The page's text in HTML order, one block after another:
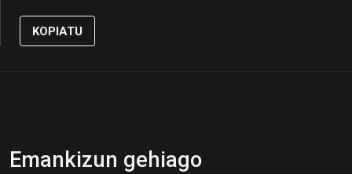
KOPIATU
Emankizun gehiago